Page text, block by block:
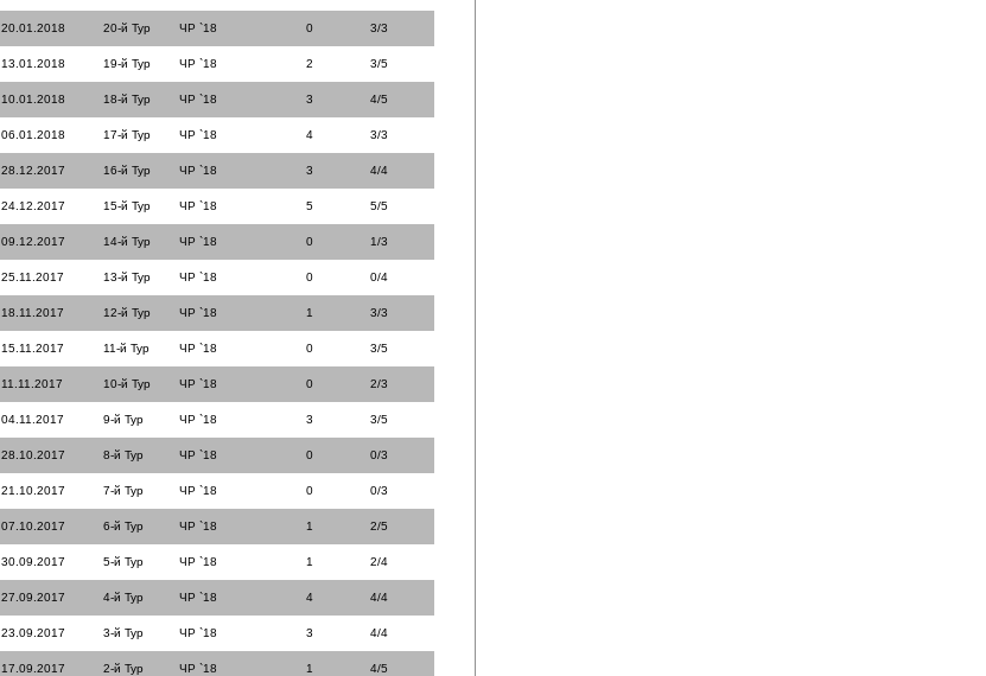
20.01.2018 20-й Тур ЧР `18 0 3/3
13.01.2018 19-й Тур ЧР `18 2 3/5
10.01.2018 18-й Тур ЧР `18 3 4/5
06.01.2018 17-й Тур ЧР `18 4 3/3
28.12.2017 16-й Тур ЧР `18 3 4/4
24.12.2017 15-й Тур ЧР `18 5 5/5
09.12.2017 14-й Тур ЧР `18 0 1/3
25.11.2017 13-й Тур ЧР `18 0 0/4
18.11.2017 12-й Тур ЧР `18 1 3/3
15.11.2017 11-й Тур ЧР `18 0 3/5
11.11.2017 10-й Тур ЧР `18 0 2/3
04.11.2017 9-й Тур ЧР `18 3 3/5
28.10.2017 8-й Тур ЧР `18 0 0/3
21.10.2017 7-й Тур ЧР `18 0 0/3
07.10.2017 6-й Тур ЧР `18 1 2/5
30.09.2017 5-й Тур ЧР `18 1 2/4
27.09.2017 4-й Тур ЧР `18 4 4/4
23.09.2017 3-й Тур ЧР `18 3 4/4
17.09.2017 2-й Тур ЧР `18 1 4/5